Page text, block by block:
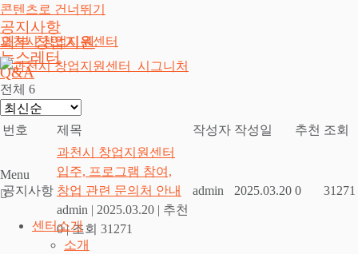
콘텐츠로 건너뛰기
과천시 창업지원센터
Menu
센터소개
소개
공지사항
외부 창업지원
뉴스레터
Q&A
전체 6
번호 제목 작성자 작성일 추천 조회
공지사항
과천시 창업지원센터
입주, 프로그램 참여,
창업 관련 문의처 안내
admin | 2025.03.20 | 추천
0 | 조회 31271
admin 2025.03.20 0 31271